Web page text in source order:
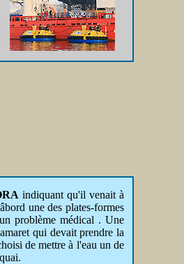
indiquant qu'il venait à
une des plates-formes
problème médical . Une
qui devait prendre la
de mettre à l'eau un de